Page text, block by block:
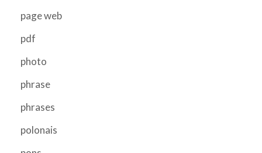
page web
pdf
photo
phrase
phrases
polonais